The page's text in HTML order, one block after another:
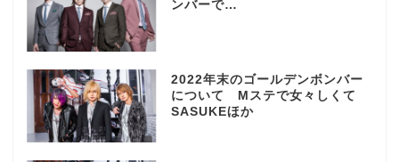
ンバーで…
2022年末のゴールデンボンバー
について Mステで女々しくて
SASUKEほか